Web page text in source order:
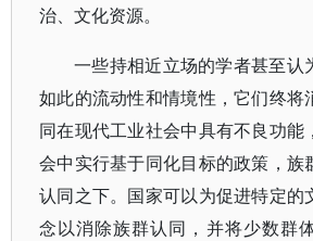
治、文化资源。
一些持相近立场的学者甚至认
如此的流动性和情境性，它们终将
同在现代工业社会中具有不良功能
会中实行基于同化目标的政策，族
认同之下。国家可以为促进特定的
念以消除族群认同，并将少数群